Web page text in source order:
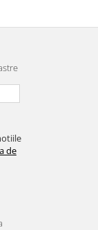
neplacut in
sau tigara.
de